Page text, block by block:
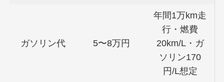
ガソリン代 5〜8万円
年間1万km走
行・燃費
20km/L・ガ
ソリン170
円/L想定